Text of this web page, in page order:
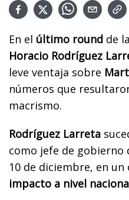
En el último round de
Horacio Rodríguez
leve ventaja sobre
números que
macrismo.
Rodríguez Larreta
como jefe de gobierno
10 de diciembre, en un
impacto a nivel